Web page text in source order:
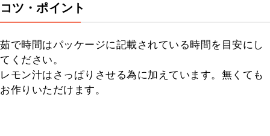
コツ・ポイント
茹で時間はパッケージに記載されている時間を目安にし
てください。
レモン汁はさっぱりさせる為に加えています。無くても
お作りいただけます。